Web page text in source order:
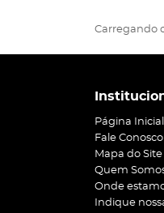
Carregando
Página Inicial
Fale Conosco
Mapa do Site
Quem
Onde
Indique